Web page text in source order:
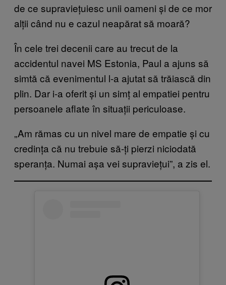
de ce supraviețuiesc unii oameni și de ce mor
alții când nu e cazul neapărat să moară?
În cele trei decenii care au trecut de la
accidentul navei MS Estonia, Paul a ajuns să
simtă că evenimentul l-a ajutat să trăiască din
plin. Dar i-a oferit și un simț al empatiei pentru
persoanele aflate în situații periculoase.
„Am rămas cu un nivel mare de empatie și cu
credința că nu trebuie să-ți pierzi niciodată
speranța. Numai așa vei supraviețui”, a zis el.